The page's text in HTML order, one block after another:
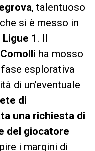
, talentuoso
che si è messo in
Ligue 1 . Il
Comolli ha mosso
esplorativa
di un’eventuale
di
una richiesta di
del giocatore
i margini di